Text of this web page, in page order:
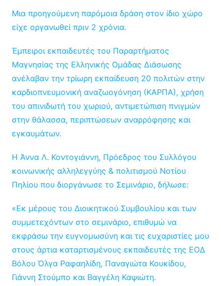
Μια προηγούμενη παρόμοια δράση στον ίδιο χώρο
είχε οργανωθεί πριν 2 χρόνια.
Έμπειροι εκπαιδευτές του Παραρτήματος
Μαγνησίας της Ελληνικής Ομάδας Διάσωσης
ανέλαβαν την τρίωρη εκπαίδευση 20 πολιτών στην
καρδιοπνευμονική αναζωογόνηση (ΚΑΡΠΑ), χρήση
του απινιδωτή του χωριού, αντιμετώπιση πνιγμών
στην θάλασσα, περιπτώσεων αναρρόφησης και
εγκαυμάτων.
Η Άννα Λ. Κοντογιάννη, Πρόεδρος του Συλλόγου
κοινωνικής αλληλεγγύης & πολιτισμού Νοτίου
Πηλίου που διοργάνωσε το Σεμινάριο, δήλωσε:
«Εκ μέρους του Διοικητικού Συμβουλίου και των
συμμετεχόντων στο σεμινάριο, επιθυμώ να
εκφράσω την ευγνομωσύνη και τις ευχαριστίες μου
στους άρτια καταρτισμένους εκπαιδευτές της ΕΟΔ
Βόλου Όλγα Ραφαηλίδη, Παναγιώτα Κουκίδου,
Γιάννη Στούμπο και Βαγγέλη Καψιώτη.